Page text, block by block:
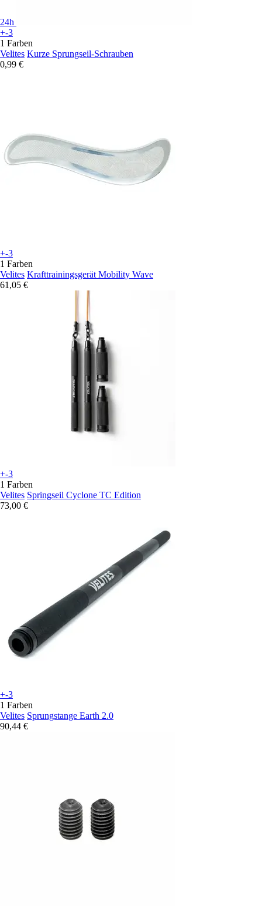
24h
+-3
1 Farben
Velites Kurze Sprungseil-Schrauben
0,99 €
+-3
1 Farben
Velites Krafttrainingsgerät Mobility Wave
61,05 €
+-3
1 Farben
Velites Springseil Cyclone TC Edition
73,00 €
+-3
1 Farben
Velites Sprungstange Earth 2.0
90,44 €